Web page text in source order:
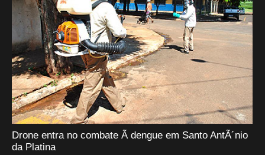
Drone entra no combate Ã dengue em Santo AntÃ´nio
da Platina